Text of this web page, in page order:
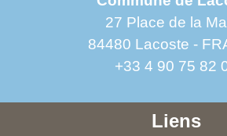
27 Place de la
84480 Lacoste -
+33 4 90 75 82
Liens